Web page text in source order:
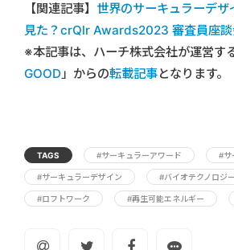
【関連記事】 世界のサーキュラーデザ
見た？crQlr Awards2023 審査員座
※本記事は、ハーチ株式会社が運営す
GOOD」からの転載記事となります。
TAGS #サーキュラーアワード #サ
#サーキュラーデザイン #バイオテクノロジー
#ロフトワーク #再生可能エネルギー